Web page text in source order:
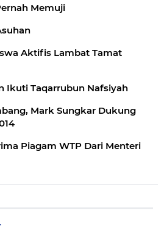
Memuji
Aktifis Lambat Tamat
Yaqin Ikuti Taqarrubun Nafsiyah
Mark Sungkar Dukung
Piagam WTP Dari Menteri